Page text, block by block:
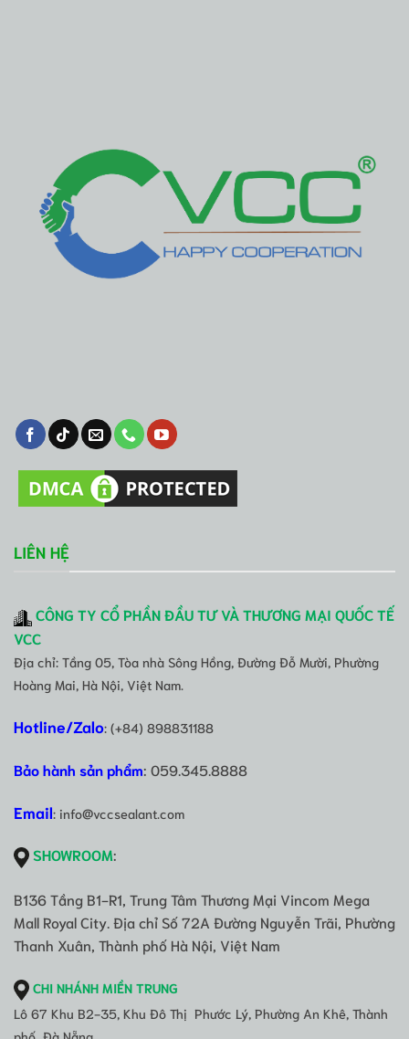
LIÊN HỆ
CÔNG TY CỔ PHẦN ĐẦU TƯ VÀ THƯƠNG MẠI QUỐC TẾ
VCC
Địa chỉ: Tầng 05, Tòa nhà Sông Hồng, Đường Đỗ Mười, Phường
Hoàng Mai, Hà Nội, Việt Nam.
Hotline/Zalo: (+84) 898831188
Bảo hành sản phẩm: 059.345.8888
Email: info@vccsealant.com
SHOWROOM:
B136 Tầng B1-R1, Trung Tâm Thương Mại Vincom Mega
Mall Royal City. Địa chỉ Số 72A Đường Nguyễn Trãi, Phường
Thanh Xuân, Thành phố Hà Nội, Việt Nam
CHI NHÁNH MIỀN TRUNG
Lô 67 Khu B2-35, Khu Đô Thị Phước Lý, Phường An Khê, Thành